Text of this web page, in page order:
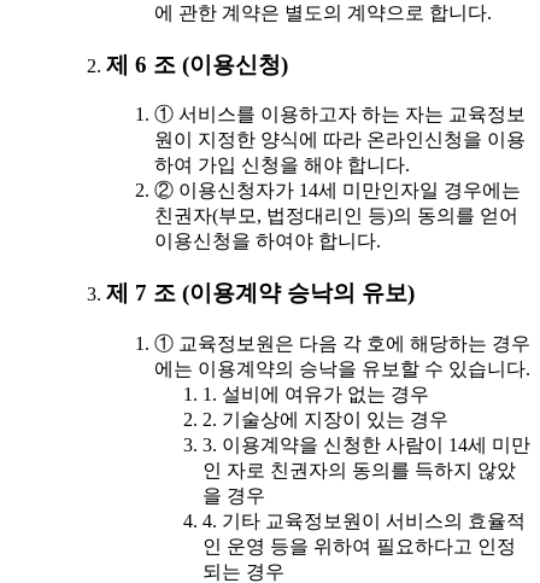
에 관한 계약은 별도의 계약으로 합니다.
제 6 조 (이용신청)
① 서비스를 이용하고자 하는 자는 교육정보
원이 지정한 양식에 따라 온라인신청을 이용
하여 가입 신청을 해야 합니다.
② 이용신청자가 14세 미만인자일 경우에는
친권자(부모, 법정대리인 등)의 동의를 얻어
이용신청을 하여야 합니다.
제 7 조 (이용계약 승낙의 유보)
① 교육정보원은 다음 각 호에 해당하는 경우
에는 이용계약의 승낙을 유보할 수 있습니다.
1. 설비에 여유가 없는 경우
2. 기술상에 지장이 있는 경우
3. 이용계약을 신청한 사람이 14세 미만
인 자로 친권자의 동의를 득하지 않았
을 경우
4. 기타 교육정보원이 서비스의 효율적
인 운영 등을 위하여 필요하다고 인정
되는 경우